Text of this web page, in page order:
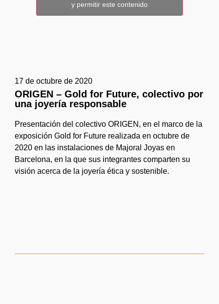
y permitir este contenido
17 de octubre de 2020
ORIGEN – Gold for Future, colectivo por
una joyería responsable
Presentación del colectivo ORIGEN, en el marco de la
exposición Gold for Future realizada en octubre de
2020 en las instalaciones de Majoral Joyas en
Barcelona, en la que sus integrantes comparten su
visión acerca de la joyería ética y sostenible.